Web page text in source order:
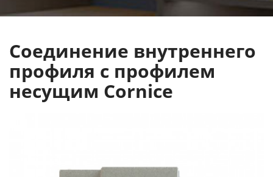
Соединение внутреннего
профиля с профилем
несущим Cornice